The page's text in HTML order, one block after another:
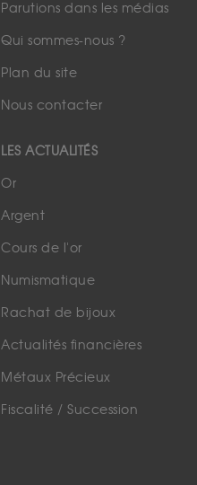
Parutions dans les médias
Qui sommes-nous ?
Plan du site
Nous contacter
LES ACTUALITÉS
Or
Argent
Cours de l'or
Numismatique
Rachat de bijoux
Actualités financières
Métaux Précieux
Fiscalité / Succession